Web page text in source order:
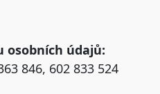
osobních údajů:
846, 602 833 524